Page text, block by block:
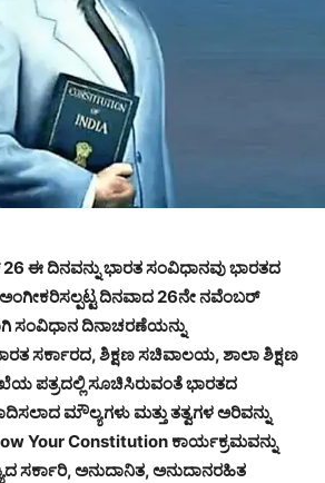
ಈ ದಿನವನ್ನು ಭಾರತ ಸಂವಿಧಾನವು ಭಾರತದ
ದಿನವಾದ 26ನೇ ನವೆಂಬರ್
ಸಂವಿಧಾನ ದಿನಾಚರಣೆಯನ್ನು
ಸರ್ಕಾರದ, ಶಿಕ್ಷಣ ಸಚಿವಾಲಯ, ಶಾಲಾ ಶಿಕ್ಷಣ
ಪತ್ರದಲ್ಲಿ ಸೂಚಿಸಿರುವಂತೆ ಭಾರತದ
ಮೌಲ್ಯಗಳು ಮತ್ತು ತತ್ವಗಳ ಅರಿವನ್ನು
Your Constitution ಕಾರ್ಯಕ್ರಮವನ್ನು
ಸರ್ಕಾರಿ, ಅನುದಾನಿತ, ಅನುದಾನರಹಿತ